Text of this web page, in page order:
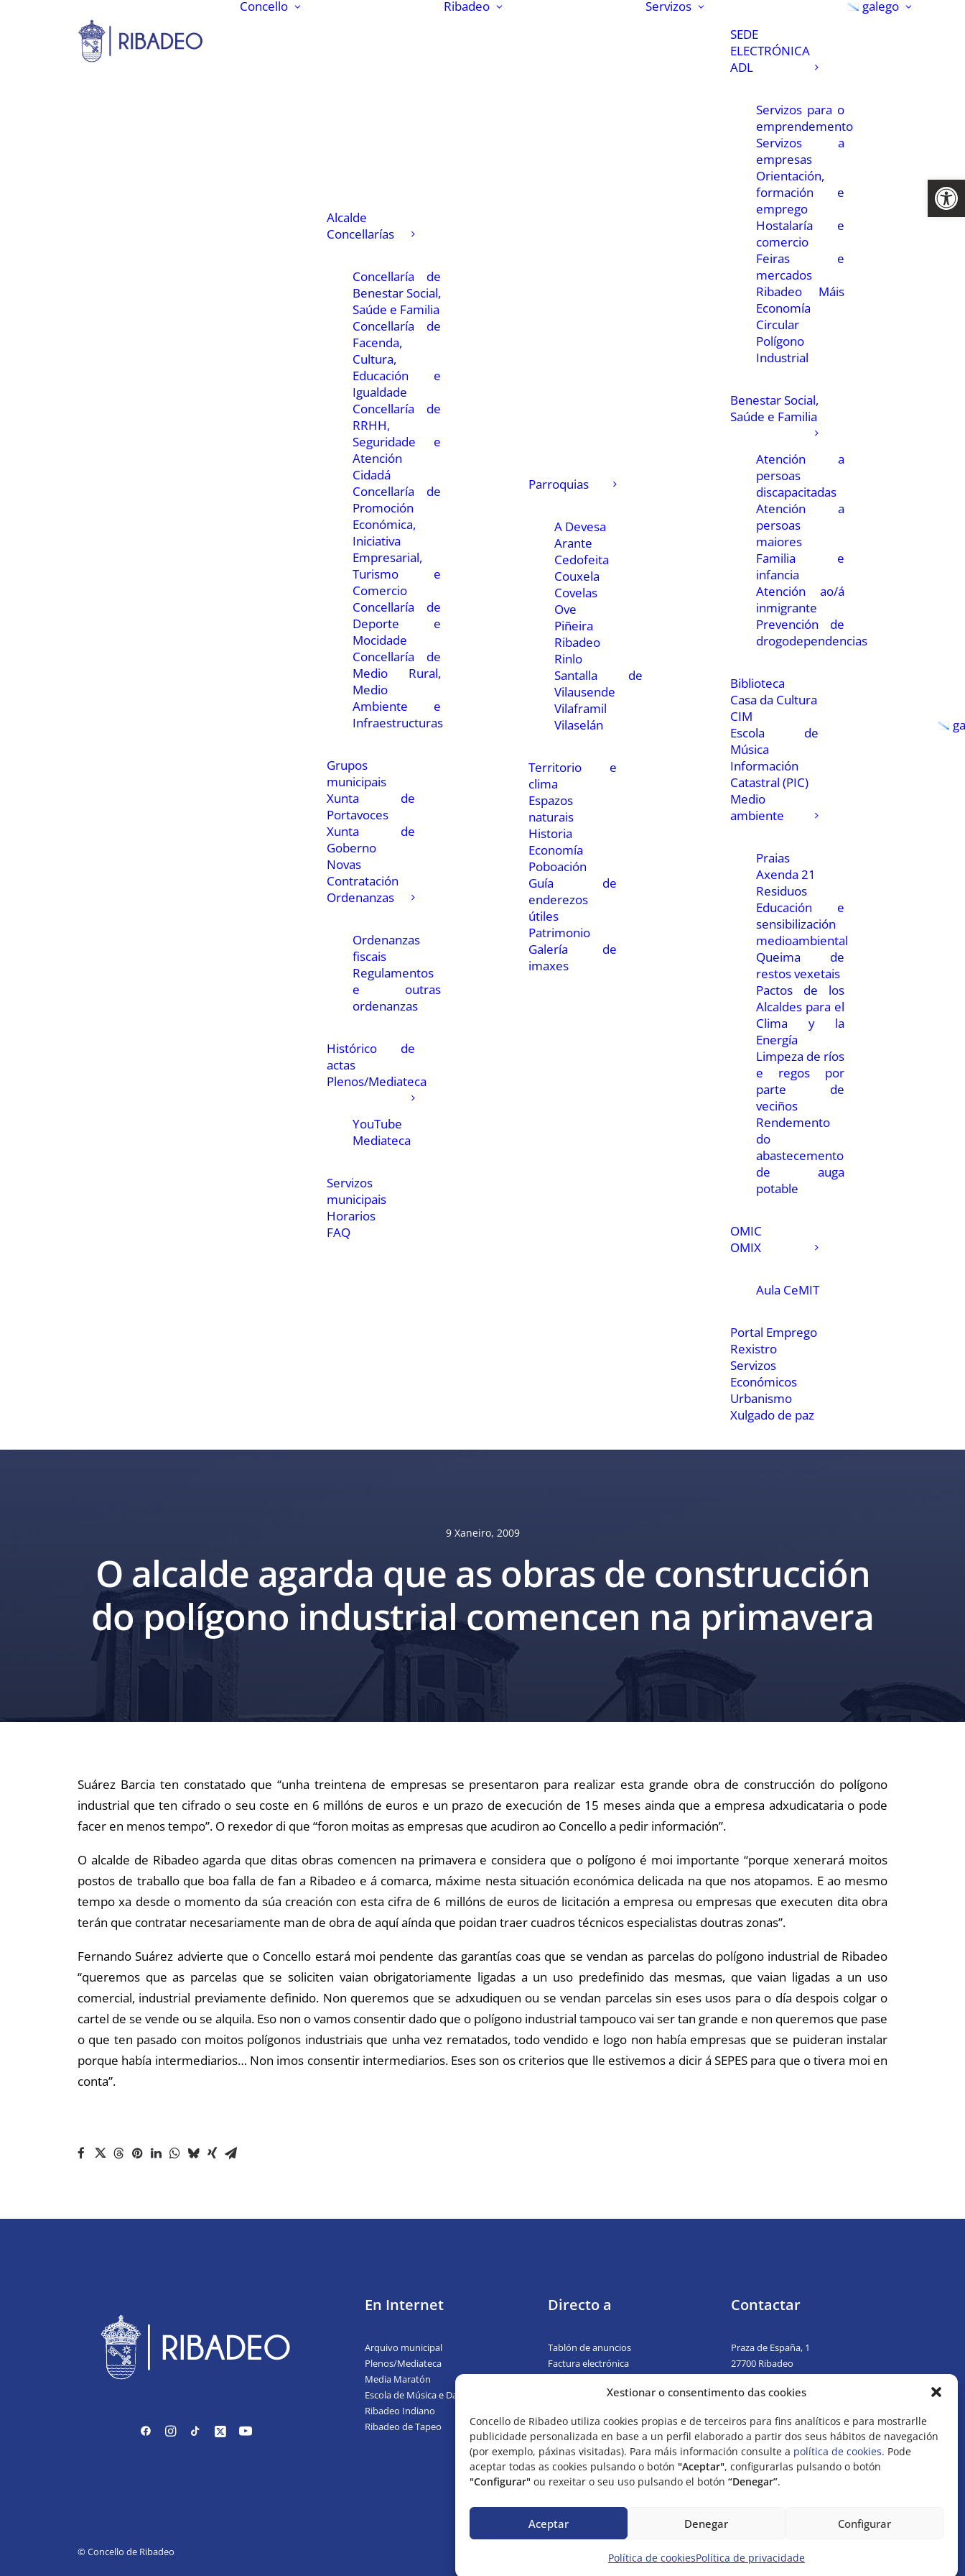
Abrir
Xestionar o consentimento das cookies
Concello de Ribadeo utiliza cookies propias e de terceiros para fins analíticos e para mostrarlle
publicidade personalizada en base a un perfil elaborado a partir dos seus hábitos de navegación
(por exemplo, páxinas visitadas). Para máis información consulte a política de cookies. Pode
aceptar todas as cookies pulsando o botón "Aceptar", configurarlas pulsando o botón
"Configurar" ou rexeitar o seu uso pulsando el botón “Denegar”.
Aceptar Denegar Configurar
Política de cookiesPolítica de privacidade
Concello
Alcalde
Concellarías
Concellaría de
Benestar Social,
Saúde e Familia
Concellaría de
Facenda,
Cultura,
Educación e
Igualdade
Concellaría de
RRHH,
Seguridade e
Atención
Cidadá
Concellaría de
Promoción
Económica,
Iniciativa
Empresarial,
Turismo e
Comercio
Concellaría de
Deporte e
Mocidade
Concellaría de
Medio Rural,
Medio
Ambiente e
Infraestructuras
Grupos
municipais
Xunta de
Portavoces
Xunta de
Goberno
Novas
Contratación
Ordenanzas
Ordenanzas
fiscais
Regulamentos
e outras
ordenanzas
Histórico de
actas
Plenos/Mediateca
YouTube
Mediateca
Servizos
municipais
Horarios
FAQ
Ribadeo
Parroquias
A Devesa
Arante
Cedofeita
Couxela
Covelas
Ove
Piñeira
Ribadeo
Rinlo
Santalla de
Vilausende
Vilaframil
Vilaselán
Territorio e
clima
Espazos
naturais
Historia
Economía
Poboación
Guía de
enderezos
útiles
Patrimonio
Galería de
imaxes
Servizos
SEDE
ELECTRÓNICA
ADL
Servizos para o
emprendemento
Servizos a
empresas
Orientación,
formación e
emprego
Hostalaría e
comercio
Feiras e
mercados
Ribadeo Máis
Economía
Circular
Polígono
Industrial
Benestar Social,
Saúde e Familia
Atención a
persoas
discapacitadas
Atención a
persoas
maiores
Familia e
infancia
Atención ao/á
inmigrante
Prevención de
drogodependencias
Biblioteca
Casa da Cultura
CIM
Escola de
Música
Información
Catastral (PIC)
Medio
ambiente
Praias
Axenda 21
Residuos
Educación e
sensibilización
medioambiental
Queima de
restos vexetais
Pactos de los
Alcaldes para el
Clima y la
Energía
Limpeza de ríos
e regos por
parte de
veciños
Rendemento
do
abastecemento
de auga
potable
OMIC
OMIX
Aula CeMIT
Portal Emprego
Rexistro
Servizos
Económicos
Urbanismo
Xulgado de paz
galego
9 Xaneiro, 2009
O alcalde agarda que as obras de construcción
do polígono industrial comencen na primavera
Suárez Barcia ten constatado que “unha treintena de empresas se presentaron para realizar esta grande obra de construcción do polígono
industrial que ten cifrado o seu coste en 6 millóns de euros e un prazo de execución de 15 meses ainda que a empresa adxudicataria o pode
facer en menos tempo”. O rexedor di que “foron moitas as empresas que acudiron ao Concello a pedir información”.
O alcalde de Ribadeo agarda que ditas obras comencen na primavera e considera que o polígono é moi importante “porque xenerará moitos
postos de traballo que boa falla de fan a Ribadeo e á comarca, máxime nesta situación económica delicada na que nos atopamos. E ao mesmo
tempo xa desde o momento da súa creación con esta cifra de 6 millóns de euros de licitación a empresa ou empresas que executen dita obra
terán que contratar necesariamente man de obra de aquí aínda que poidan traer cuadros técnicos especialistas doutras zonas”.
Fernando Suárez advierte que o Concello estará moi pendente das garantías coas que se vendan as parcelas do polígono industrial de Ribadeo
“queremos que as parcelas que se soliciten vaian obrigatoriamente ligadas a un uso predefinido das mesmas, que vaian ligadas a un uso
comercial, industrial previamente definido. Non queremos que se adxudiquen ou se vendan parcelas sin eses usos para o día despois colgar o
cartel de se vende ou se alquila. Eso non o vamos consentir dado que o polígono industrial tampouco vai ser tan grande e non queremos que pase
o que ten pasado con moitos polígonos industriais que unha vez rematados, todo vendido e logo non había empresas que se puideran instalar
porque había intermediarios… Non imos consentir intermediarios. Eses son os criterios que lle estivemos a dicir á SEPES para que o tivera moi en
conta”.
En Internet
Arquivo municipal
Plenos/Mediateca
Media Maratón
Escola de Música e Danza
Ribadeo Indiano
Ribadeo de Tapeo
Directo a
Tablón de anuncios
Factura electrónica
Rexistros presentados
Identidade corporativa
Contactar
Praza de España, 1
27700 Ribadeo
982 128 650/982 120 701
© Concello de Ribadeo Privacidade | Accesibilidade| Mapa web RSS |